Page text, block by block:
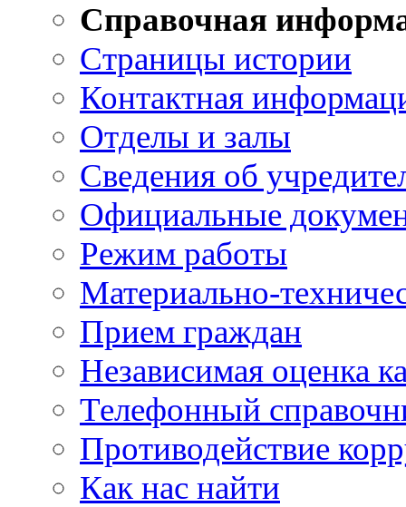
Справочная
Страницы истории
Контактная
Отделы и залы
Сведения об
Официальные
Режим работы
Материально-
Прием граждан
Независимая оценка
Телефонный
Противодействие
Как нас найти